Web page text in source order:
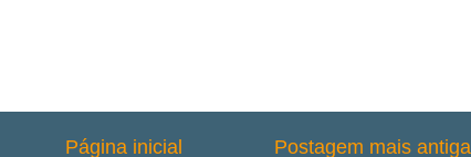
Postagem mais antiga
Página inicial